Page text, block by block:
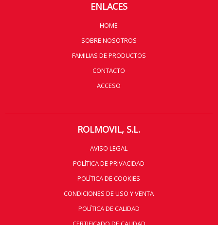
ENLACES
HOME
SOBRE NOSOTROS
FAMILIAS DE PRODUCTOS
CONTACTO
ACCESO
ROLMOVIL, S.L.
AVISO LEGAL
POLÍTICA DE PRIVACIDAD
POLÍTICA DE COOKIES
CONDICIONES DE USO Y VENTA
POLÍTICA DE CALIDAD